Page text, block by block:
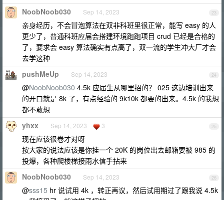
23
NoobNoob030 Sep 14, 2023
亲身经历，不会冒泡算法在双非科班里很正常，能写 easy 的人
更少了，普通科班应届会搭建环境跑跑项目 crud 已经是合格的
了，要求会 easy 算法确实有点高了，双一流的学生冲大厂才会
去学这种
24
pushMeUp Sep 14, 2023
@NoobNoob030 4.5k 应届生从哪里招的？ 025 这边培训出来
的开口就是 8k 了，有点经验的 9k10k 都要的出来。4.5k 的我想
都不敢想
25
yhxx Sep 14, 2023 3
现在应该很卷才对呀
按大家的说法应该是你挂一个 20K 的岗位出去邮箱要被 985 的
投爆，各种爬楼梯接雨水信手拈来
26
NoobNoob030 Sep 14, 2023
@sss15 hr 说试用 4k ，转正再议，然后试用期过了跟我说 4.5k